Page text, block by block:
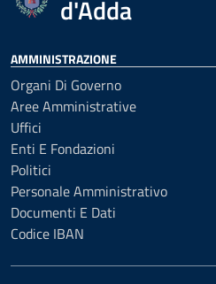
d'Adda
AMMINISTRAZIONE
Organi Di Governo
Aree Amministrative
Uffici
Enti E Fondazioni
Politici
Personale Amministrativo
Documenti E Dati
Codice IBAN